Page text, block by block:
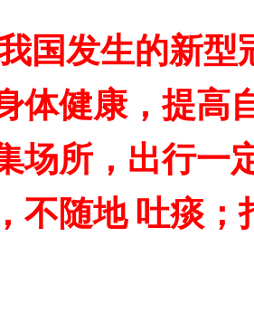
国发生的新型
体健康，提高
场所，出行一
不随地 吐痰；